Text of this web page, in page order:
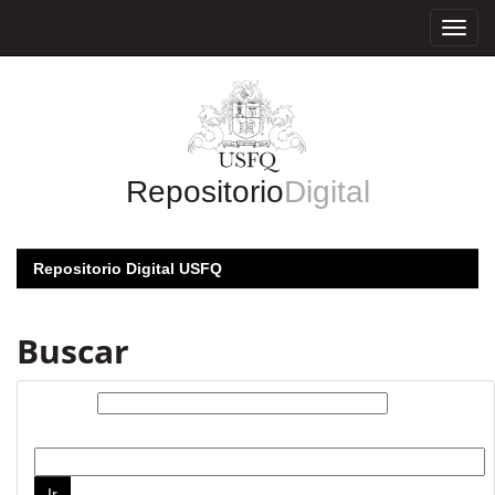
RepositorioDigital
Repositorio Digital USFQ
Buscar